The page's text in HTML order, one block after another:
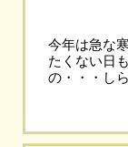
今年は急な
たくない日
の・・・し